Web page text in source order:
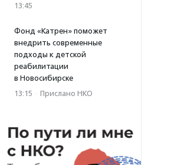
13:45
Фонд «Катрен» поможет
внедрить современные
подходы к детской
реабилитации
в Новосибирске
13:15 · Прислано НКО